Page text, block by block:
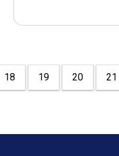
18 19 20 21